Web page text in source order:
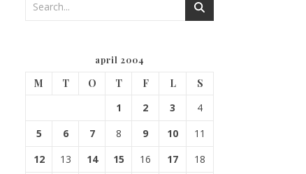
april 2004
M T O T F L
S
1
2 3
4
5
6 7 8 9 10
11
12
13 14 15 16 17
18